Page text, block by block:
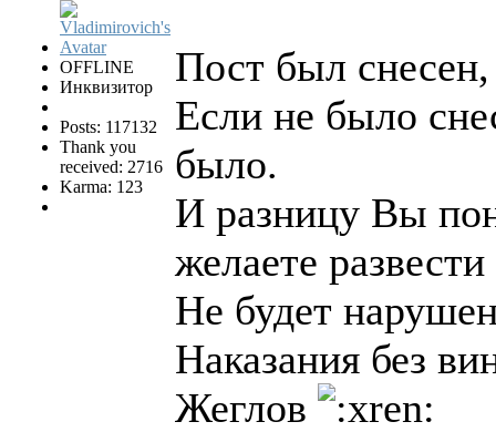
OFFLINE
Инквизитор
Posts: 117132
Thank you
received: 2716
Karma: 123
Пост был
Если не было
было.
И разницу Вы
желаете
Не будет
Наказания без
Жеглов